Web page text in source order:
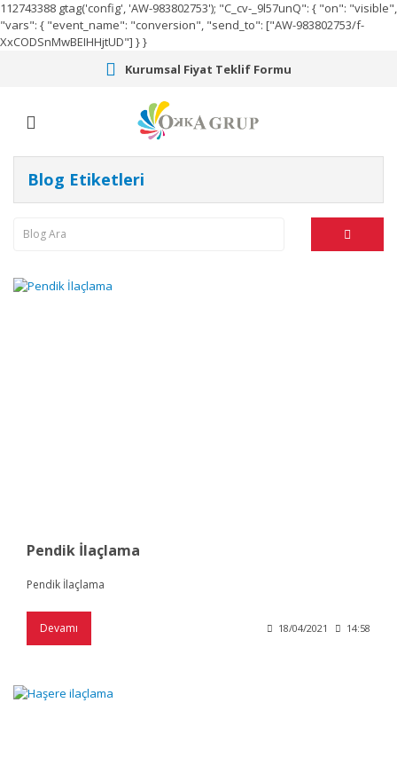
112743388 gtag('config', 'AW-983802753'); "C_cv-_9l57unQ": { "on": "visible",
"vars": { "event_name": "conversion", "send_to": ["AW-983802753/f-
XxCODSnMwBEIHHjtUD"] } }
Kurumsal Fiyat Teklif Formu
Blog Etiketleri
Pendik İlaçlama
Pendik İlaçlama
Devamı 18/04/2021 14:58